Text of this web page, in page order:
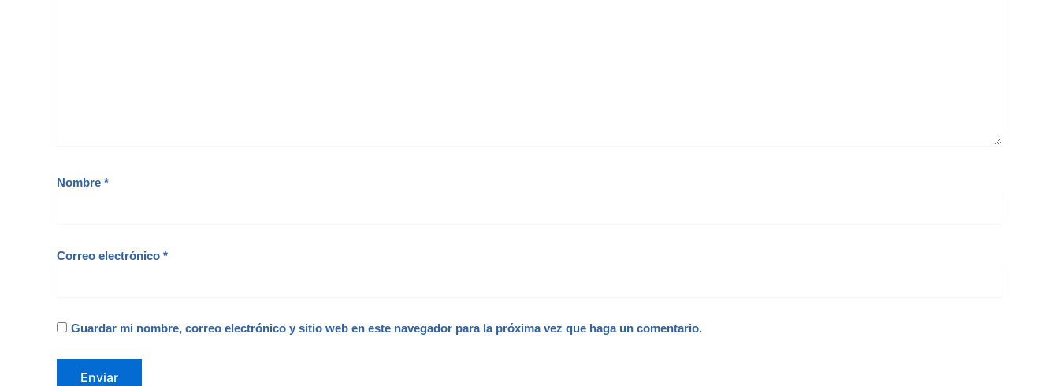
Nombre *
Correo electrónico *
Guardar mi nombre, correo electrónico y sitio web en este navegador para la próxima vez que haga un comentario.